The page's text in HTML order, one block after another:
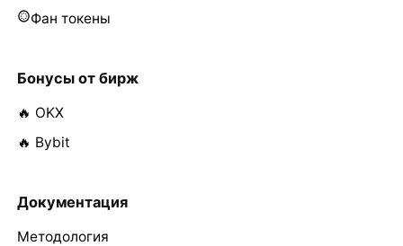
Фан токены
Бонусы от бирж
🔥 OKX
🔥 Bybit
Документация
Методология